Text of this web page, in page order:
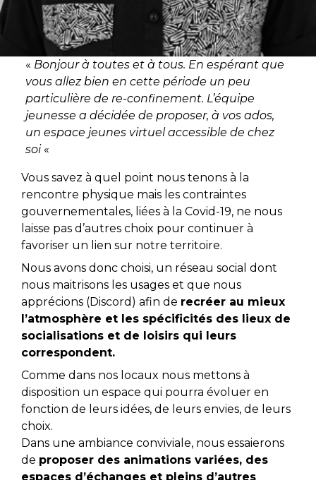
« Bonjour à toutes et à tous. En espérant que
vous allez bien en cette période un peu
particulière de re-confinement. L’équipe
jeunesse a décidée de proposer, à vos ados,
un espace jeunes virtuel accessible de chez
soi«
Vous savez à quel point nous tenons à la
rencontre physique mais les contraintes
gouvernementales, liées à la Covid-19, ne nous
laisse pas d’autres choix pour continuer à
favoriser un lien sur notre territoire.
Nous avons donc choisi, un réseau social dont
nous maitrisons les usages et que nous
apprécions (Discord) afin de recréer au mieux
l’atmosphère et les spécificités des lieux de
socialisations et de loisirs qui leurs
correspondent.
Comme dans nos locaux nous mettons à
disposition un espace qui pourra évoluer en
fonction de leurs idées, de leurs envies, de leurs
choix.
Dans une ambiance conviviale, nous essaierons
de proposer des animations variées, des
espaces d’échanges et pleins d’autres